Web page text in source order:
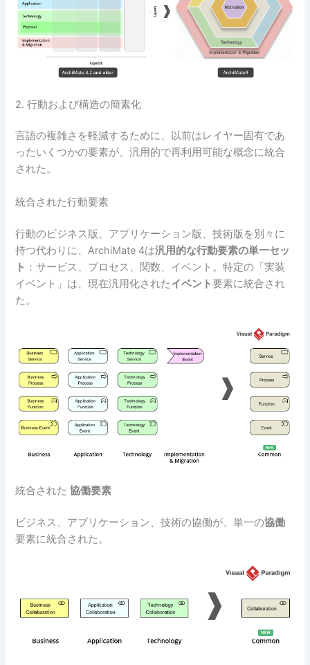
2. 行動および構造の簡素化
言語の複雑さを軽減するために、以前はレイヤー固有であ
ったいくつかの要素が、汎用的で再利用可能な概念に統合
された。
統合された行動要素
行動のビジネス版、アプリケーション版、技術版を別々に
持つ代わりに、ArchiMate 4は汎用的な行動要素の単一セッ
ト ：サービス、プロセス、関数、イベント。特定の「実装
イベント」は、現在汎用化されたイベント要素に統合され
た。
統合された協働要素
ビジネス、アプリケーション、技術の協働が、単一の協働
要素に統合された。